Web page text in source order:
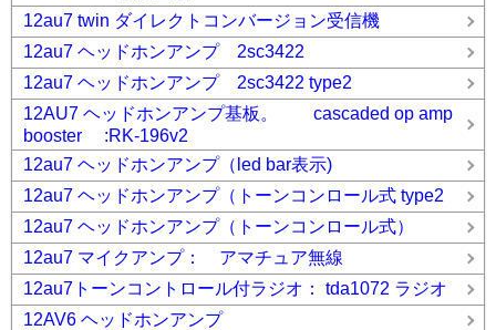
12au7 twin ダイレクトコンバージョン受信機
12au7 ヘッドホンアンプ 2sc3422
12au7 ヘッドホンアンプ 2sc3422 type2
12AU7 ヘッドホンアンプ基板。 cascaded op amp
booster :RK-196v2
12au7 ヘッドホンアンプ（led bar表示)
12au7 ヘッドホンアンプ（トーンコンロール式 type2
12au7 ヘッドホンアンプ（トーンコンロール式）
12au7 マイクアンプ： アマチュア無線
12au7トーンコントロール付ラジオ： tda1072 ラジオ
12AV6 ヘッドホンアンプ